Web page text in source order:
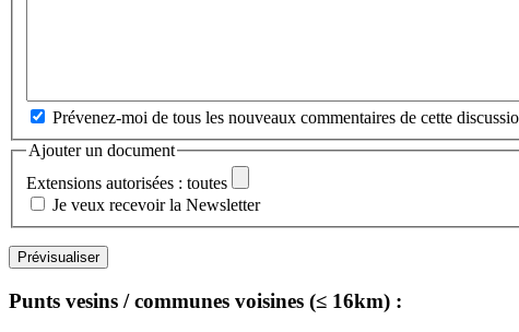
Prévenez-moi de tous les nouveaux commentaires de cette
Ajouter un document
Extensions autorisées : toutes
Je veux recevoir la Newsletter
Punts vesins / communes voisines (≤ 16km) :